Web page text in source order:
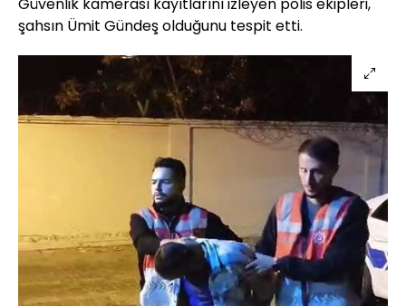
şahsın Ümit Gündeş olduğunu tespit etti.